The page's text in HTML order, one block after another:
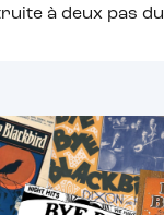
à deux pas